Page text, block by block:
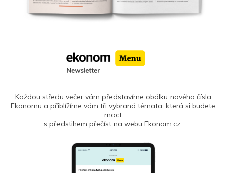
Každou středu večer vám představíme obálku nového čísla
Ekonomu a přiblížíme vám tři vybraná témata, která si budete
moct
s předstihem přečíst na webu Ekonom.cz.